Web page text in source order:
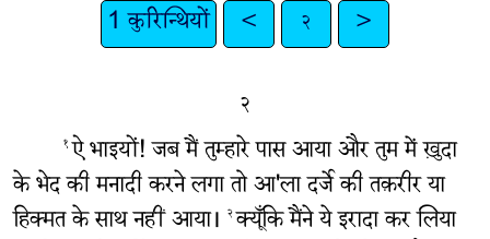
1 कुरिन्थियों < २ >
२
१ऐ भाइयों! जब मैं तुम्हारे पास आया और तुम में ख़ुदा
के भेद की मनादी करने लगा तो आ'ला दर्जे की तक़रीर या
हिक्मत के साथ नहीं आया। २क्यूँकि मैंने ये इरादा कर लिया